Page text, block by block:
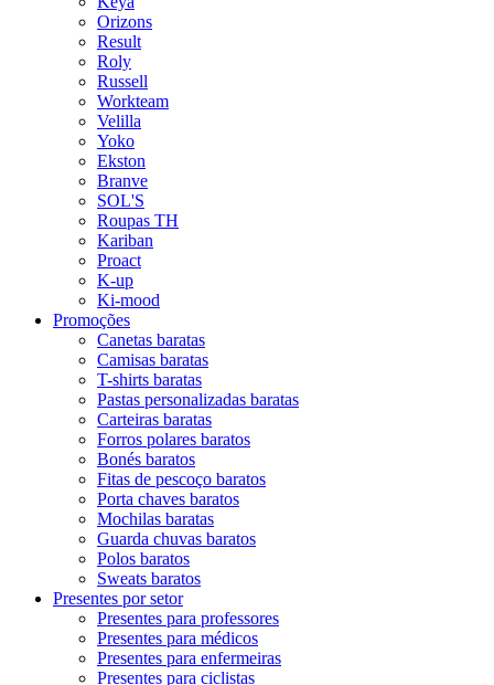
Orizons
Result
Roly
Russell
Workteam
Velilla
Yoko
Ekston
Branve
SOL'S
Roupas TH
Kariban
Proact
K-up
Ki-mood
Promoções
Canetas baratas
Camisas baratas
T-shirts baratas
Pastas personalizadas baratas
Carteiras baratas
Forros polares baratos
Bonés baratos
Fitas de pescoço baratos
Porta chaves baratos
Mochilas baratas
Guarda chuvas baratos
Polos baratos
Sweats baratos
Presentes por setor
Presentes para professores
Presentes para médicos
Presentes para enfermeiras
Presentes para ciclistas